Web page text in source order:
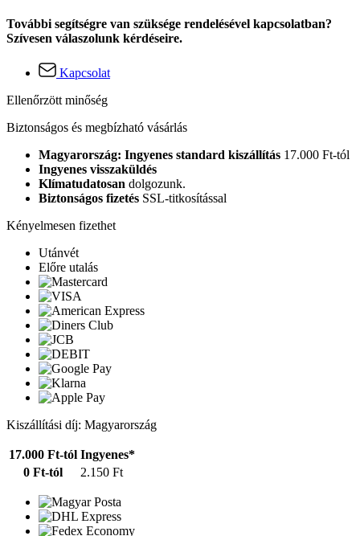
További segítségre van szüksége rendelésével kapcsolatban?
Szívesen válaszolunk kérdéseire.
Kapcsolat
Ellenőrzött minőség
Biztonságos és megbízható vásárlás
Magyarország: Ingyenes standard kiszállítás 17.000 Ft-tól
Ingyenes visszaküldés
Klímatudatosan dolgozunk.
Biztonságos fizetés SSL-titkosítással
Kényelmesen fizethet
Utánvét
Előre utalás
Kiszállítási díj: Magyarország
17.000 Ft-tól Ingyenes*
0 Ft-tól
2.150 Ft